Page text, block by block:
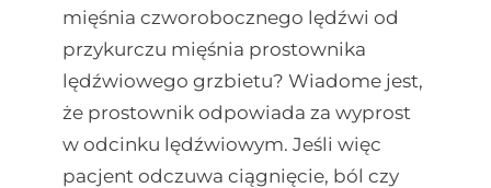
mięśnia czworobocznego lędźwi od
przykurczu mięśnia prostownika
lędźwiowego grzbietu? Wiadome jest,
że prostownik odpowiada za wyprost
w odcinku lędźwiowym. Jeśli więc
pacjent odczuwa ciągnięcie, ból czy